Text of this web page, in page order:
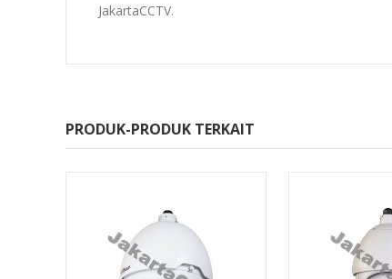
JakartaCCTV.
PRODUK-PRODUK TERKAIT